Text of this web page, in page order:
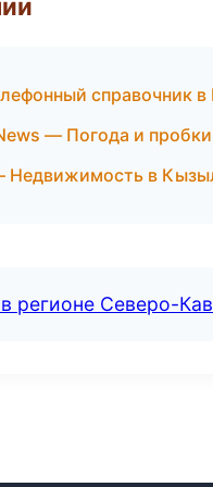
справочник в
— Погода и
Недвижимость в
регионе Северо-